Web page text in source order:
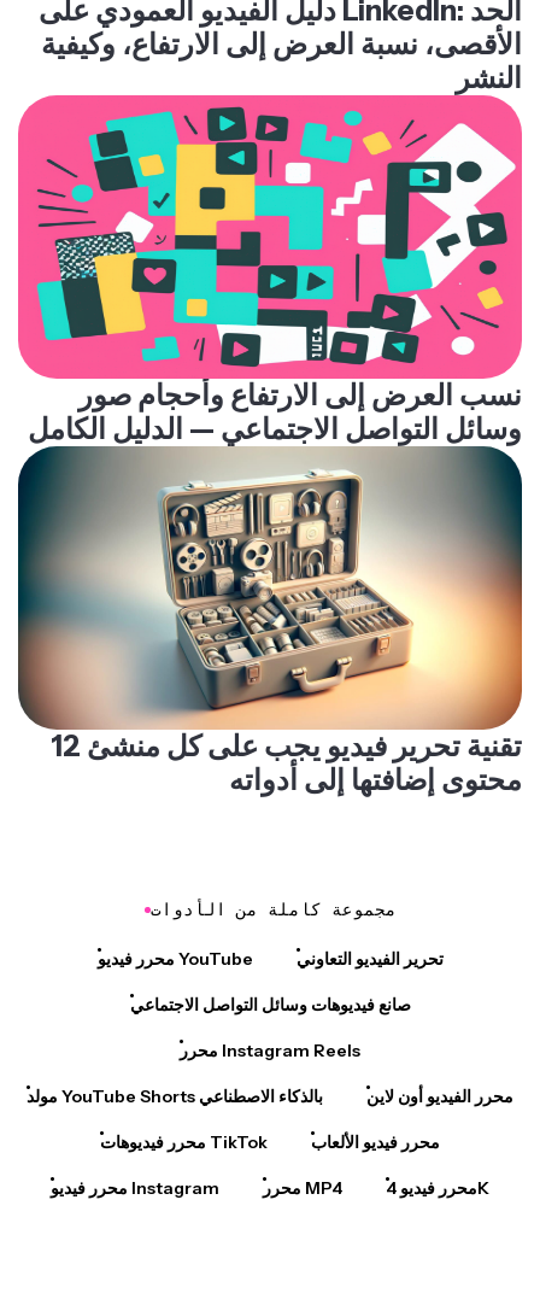
دليل الفيديو العمودي على LinkedIn: الحد
الأقصى، نسبة العرض إلى الارتفاع، وكيفية
النشر
نسب العرض إلى الارتفاع وأحجام صور
وسائل التواصل الاجتماعي — الدليل الكامل
12 تقنية تحرير فيديو يجب على كل منشئ
محتوى إضافتها إلى أدواته
مجموعة كاملة من الأدوات
محرر فيديو YouTube تحرير الفيديو التعاوني
صانع فيديوهات وسائل التواصل الاجتماعي
محرر Instagram Reels
مولد YouTube Shorts بالذكاء الاصطناعي محرر الفيديو أون لاين
محرر فيديوهات TikTok محرر فيديو الألعاب
محرر فيديو Instagram محرر MP4 محرر فيديو 4K